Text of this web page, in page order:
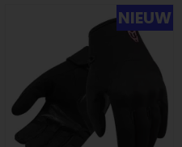
NIEUW